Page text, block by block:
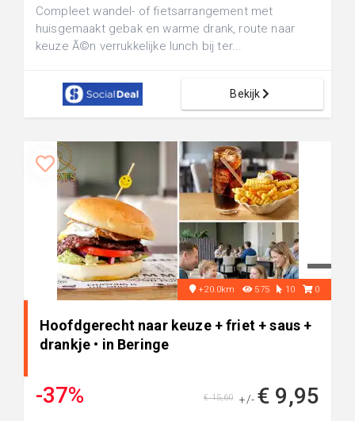
Compleet wandel- of fietsarrangement met
huisgemaakt gebak en warme drank, route naar
keuze Ã©n verrukkelijke lunch bij ter...
Bekijk
+20.0km 575 10 0
Hoofdgerecht naar keuze + friet + saus +
drankje • in Beringe
-37% +/- € 9,95
€ 15,60